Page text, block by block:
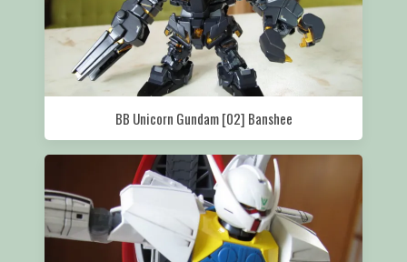
BB Unicorn Gundam [02] Banshee